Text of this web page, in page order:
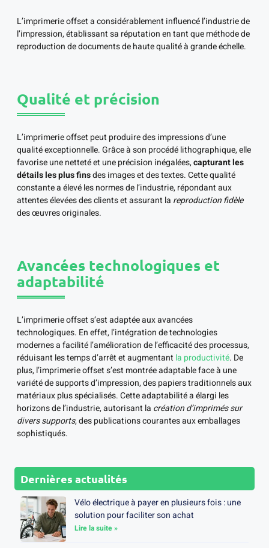
L’imprimerie offset a considérablement influencé l’industrie de
l’impression, établissant sa réputation en tant que méthode de
reproduction de documents de haute qualité à grande échelle.
Qualité et précision
L’imprimerie offset peut produire des impressions d’une
qualité exceptionnelle. Grâce à son procédé lithographique, elle
favorise une netteté et une précision inégalées,capturant les
détails les plus finsdes images et des textes. Cette qualité
constante a élevé les normes de l’industrie, répondant aux
attentes élevées des clients et assurant la reproduction fidèle
des œuvres originales.
Avancées technologiques et
adaptabilité
L’imprimerie offset s’est adaptée aux avancées
technologiques. En effet, l’intégration de technologies
modernes a facilité l’amélioration de l’efficacité des processus,
réduisant les temps d’arrêt et augmentant la productivité. De
plus, l’imprimerie offset s’est montrée adaptable face à une
variété de supports d’impression, des papiers traditionnels aux
matériaux plus spécialisés. Cette adaptabilité a élargi les
horizons de l’industrie, autorisant la création d’imprimés sur
divers supports, des publications courantes aux emballages
sophistiqués.
Dernières actualités
Vélo électrique à payer en plusieurs fois : une
solution pour faciliter son achat
Lire la suite »